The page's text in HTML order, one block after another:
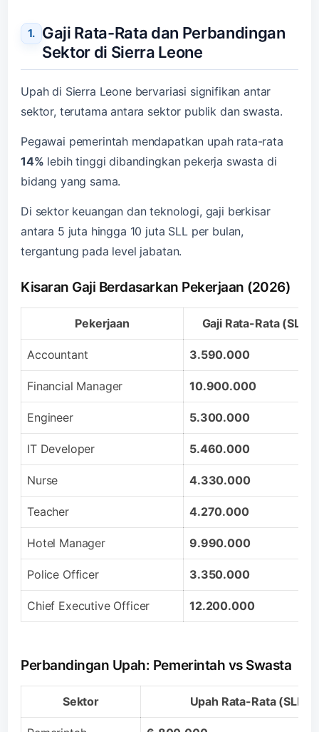
Gaji Rata-Rata dan Perbandingan
Sektor di Sierra Leone
Upah di Sierra Leone bervariasi signifikan antar
sektor, terutama antara sektor publik dan swasta.
Pegawai pemerintah mendapatkan upah rata-rata
14% lebih tinggi dibandingkan pekerja swasta di
bidang yang sama.
Di sektor keuangan dan teknologi, gaji berkisar
antara 5 juta hingga 10 juta SLL per bulan,
tergantung pada level jabatan.
Kisaran Gaji Berdasarkan Pekerjaan (2026)
Pekerjaan Gaji Rata-Rata (SLL)
Accountant 3.590.000
Financial Manager 10.900.000
Engineer 5.300.000
IT Developer 5.460.000
Nurse 4.330.000
Teacher 4.270.000
Hotel Manager 9.990.000
Police Officer 3.350.000
Chief Executive Officer 12.200.000
Perbandingan Upah: Pemerintah vs Swasta
Sektor Upah Rata-Rata (SLL)